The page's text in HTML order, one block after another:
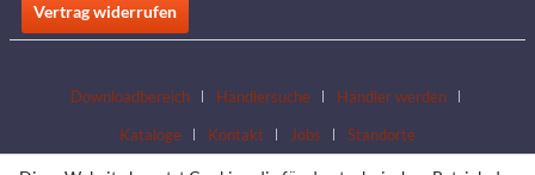
Vertrag widerrufen
Downloadbereich Händlersuche
Händler werden
Kataloge
Kontakt Jobs Standorte